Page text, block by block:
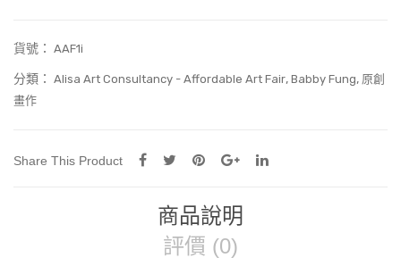
貨號： AAF1i
分類： Alisa Art Consultancy - Affordable Art Fair, Babby Fung, 原創
畫作
Share This Product
商品說明
評價 (0)